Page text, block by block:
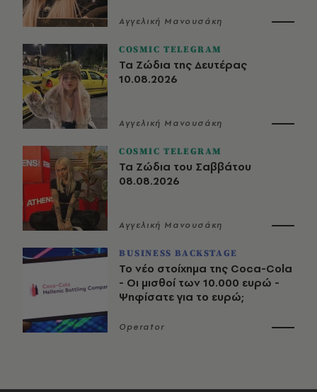
Αγγελική Μανουσάκη
COSMIC TELEGRAM
Τα Ζώδια της Δευτέρας
10.08.2026
Αγγελική Μανουσάκη
COSMIC TELEGRAM
Τα Ζώδια του Σαββάτου
08.08.2026
Αγγελική Μανουσάκη
BUSINESS BACKSTAGE
Το νέο στοίχημα της Coca-Cola
- Οι μισθοί των 10.000 ευρώ -
Ψηφίσατε για το ευρώ;
Operator